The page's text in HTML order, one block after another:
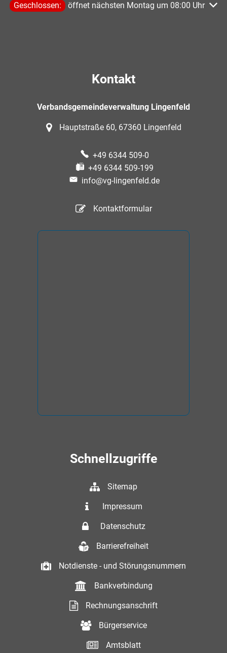
Klicken, um weitere Öffnungs- oder Schließzeiten
Geschlossen: öffnet nächsten Montag um 08:00 Uhr
Kontakt
Verbandsgemeindeverwaltung Lingenfeld
Hauptstraße 60, 67360 Lingenfeld
+49 6344 509-0
+49 6344 509-199
info@vg-lingenfeld.de
Kontaktformular
Schnellzugriffe
Sitemap
Impressum
Datenschutz
Barrierefreiheit
Notdienste - und Störungsnummern
Bankverbindung
Rechnungsanschrift
Bürgerservice
Amtsblatt